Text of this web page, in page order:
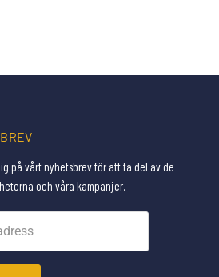
på vårt nyhetsbrev för att ta del av de
och våra kampanjer.